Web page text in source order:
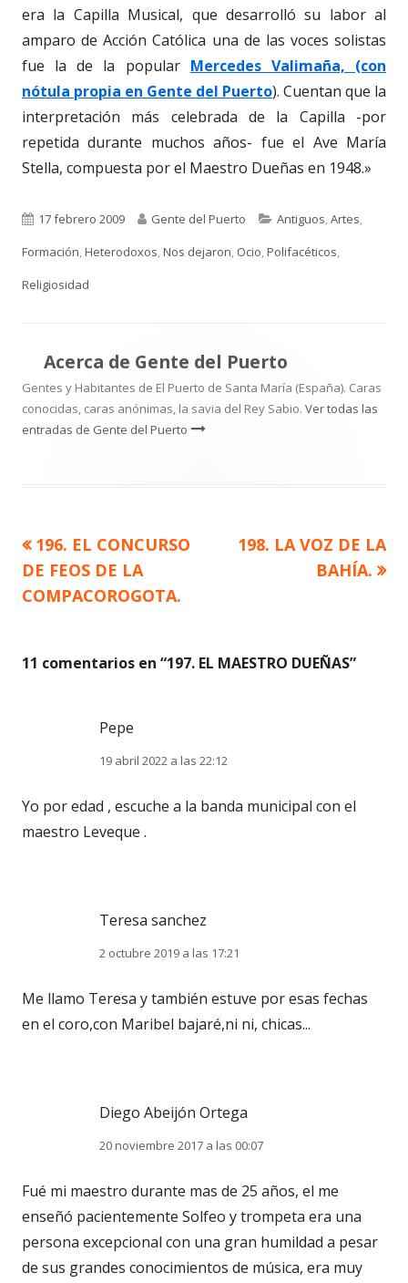
era la Capilla Musical, que desarrolló su labor al
amparo de Acción Católica una de las voces solistas
fue la de la popular Mercedes Valimaña, (con
nótula propia en Gente del Puerto). Cuentan que la
interpretación más celebrada de la Capilla -por
repetida durante muchos años- fue el Ave María
Stella, compuesta por el Maestro Dueñas en 1948.»
Publicado
el
17 febrero 2009 Autor
Gente del Puerto Categorías
Antiguos Artes
Formación Heterodoxos Nos dejaron Ocio Polifacéticos
Religiosidad
Acerca de Gente del Puerto
Gentes y Habitantes de El Puerto de Santa María (España). Caras
conocidas, caras anónimas, la savia del Rey Sabio. Ver todas las
entradas de Gente del Puerto
Navegación
de
Artículo
anterior
196. EL CONCURSO
DE FEOS DE LA
COMPACOROGOTA.
Artículo
198. LA VOZ DE LA
BAHÍA.
11 comentarios en “197. EL MAESTRO DUEÑAS”
Pepe
19 abril 2022 a las 22:12
Yo por edad , escuche a la banda municipal con el
maestro Leveque .
Teresa sanchez
2 octubre 2019 a las 17:21
Me llamo Teresa y también estuve por esas fechas
en el coro,con Maribel bajaré,ni ni, chicas...
Diego Abeijón Ortega
20 noviembre 2017 a las 00:07
Fué mi maestro durante mas de 25 años, el me
enseñó pacientemente Solfeo y trompeta era una
persona excepcional con una gran humildad a pesar
de sus grandes conocimientos de música, era muy